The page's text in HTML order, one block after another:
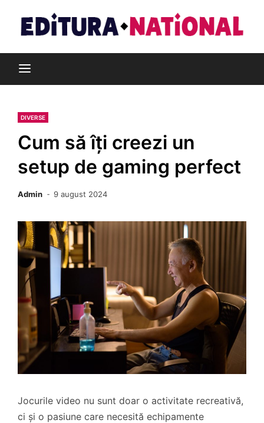
content
Editura Național
DIVERSE
Cum să îți creezi un
setup de gaming perfect
Admin 9 august 2024
Jocurile video nu sunt doar o activitate recreativă,
ci și o pasiune care necesită echipamente